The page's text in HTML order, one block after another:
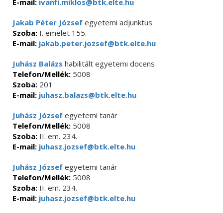
E-mail: ivanfi.miklos@btk.elte.hu
Jakab Péter József egyetemi adjunktus
Szoba: I. emelet 155.
E-mail: jakab.peter.jozsef@btk.elte.hu
Juhász Balázs habilitált egyetemi docens
Telefon/Mellék: 5008
Szoba: 201
E-mail: juhasz.balazs@btk.elte.hu
Juhász József egyetemi tanár
Telefon/Mellék: 5008
Szoba: II. em. 234.
E-mail: juhasz.jozsef@btk.elte.hu
Juhász József egyetemi tanár
Telefon/Mellék: 5008
Szoba: II. em. 234.
E-mail: juhasz.jozsef@btk.elte.hu